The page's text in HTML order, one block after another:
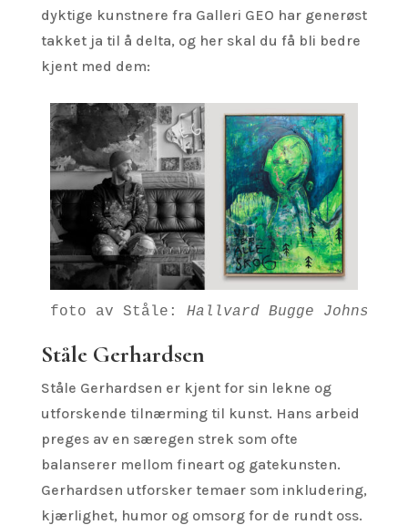
dyktige kunstnere fra Galleri GEO har generøst
takket ja til å delta, og her skal du få bli bedre
kjent med dem:
foto av Ståle: Hallvard Bugge Johnsen
Ståle Gerhardsen
Ståle Gerhardsen er kjent for sin lekne og
utforskende tilnærming til kunst. Hans arbeid
preges av en særegen strek som ofte
balanserer mellom fineart og gatekunsten.
Gerhardsen utforsker temaer som inkludering,
kjærlighet, humor og omsorg for de rundt oss.